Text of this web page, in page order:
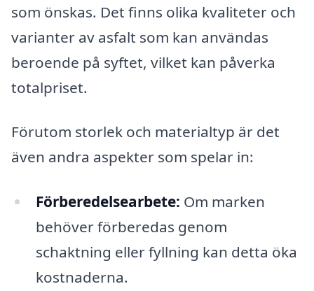
som önskas. Det finns olika kvaliteter och
varianter av asfalt som kan användas
beroende på syftet, vilket kan påverka
totalpriset.
Förutom storlek och materialtyp är det
även andra aspekter som spelar in:
Förberedelsearbete: Om marken
behöver förberedas genom
schaktning eller fyllning kan detta öka
kostnaderna.